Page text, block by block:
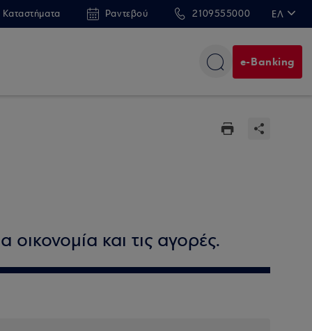
Καταστήματα Ραντεβού 2109555000 ΕΛ
e-Banking
οικονομία και τις αγορές.